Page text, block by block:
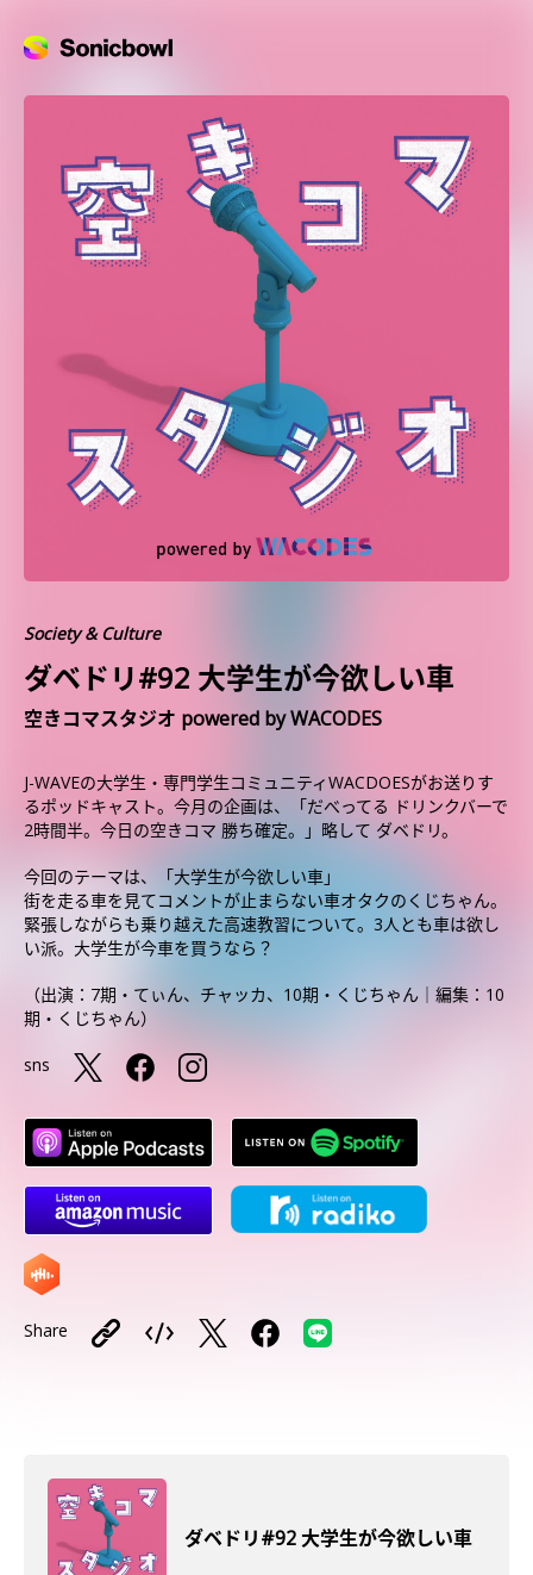
Society & Culture
ダベドリ#92 大学生が今欲しい車
空きコマスタジオ powered by WACODES
J-WAVEの大学生・専門学生コミュニティWACDOESがお送りす
るポッドキャスト。今月の企画は、「だべってる ドリンクバーで
2時間半。今日の空きコマ 勝ち確定。」略して ダベドリ。
今回のテーマは、「大学生が今欲しい車」
街を走る車を見てコメントが止まらない車オタクのくじちゃん。
緊張しながらも乗り越えた高速教習について。3人とも車は欲し
い派。大学生が今車を買うなら？
（出演：7期・てぃん、チャッカ、10期・くじちゃん｜編集：10
期・くじちゃん）
sns
Share
ダベドリ#92 大学生が今欲しい車